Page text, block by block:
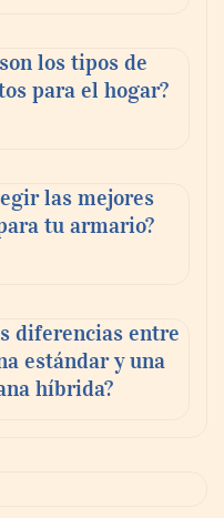
los tipos de
para el hogar?
las mejores
tu armario?
diferencias entre
estándar y una
híbrida?